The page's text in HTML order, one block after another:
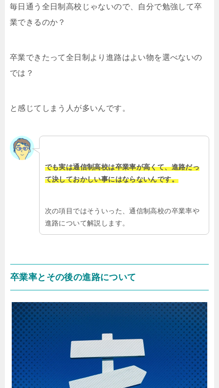
毎日通う全日制高校じゃないので、自分で勉強して卒
業できるのか？
卒業できたって全日制より進路はよい物を選べないの
では？
と感じてしまう人が多いんです。
でも実は通信制高校は卒業率が高くて、進路だっ
て決しておかしい事にはならないんです。
次の項目ではそういった、通信制高校の卒業率や
進路について解説します。
卒業率とその後の進路について